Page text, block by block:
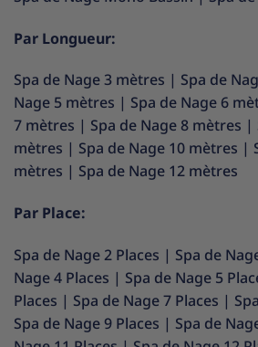
Par Longueur:
Spa de Nage 3 mètres | Spa de
Nage 5 mètres | Spa de Nage 6
7 mètres | Spa de Nage 8 mètres |
mètres | Spa de Nage 10 mètres |
mètres | Spa de Nage 12 mètres
Par Place:
Spa de Nage 2 Places | Spa de
Nage 4 Places | Spa de Nage 5
Places | Spa de Nage 7 Places |
Spa de Nage 9 Places | Spa de